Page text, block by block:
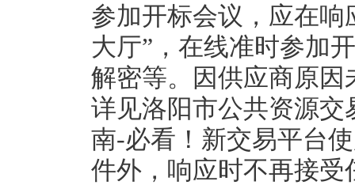
参加开标会议，应在响
大厅”，在线准时参加
解密等。因供应商原
详见洛阳市公共资源
南-必看！新交易平台
件外，响应时不再接